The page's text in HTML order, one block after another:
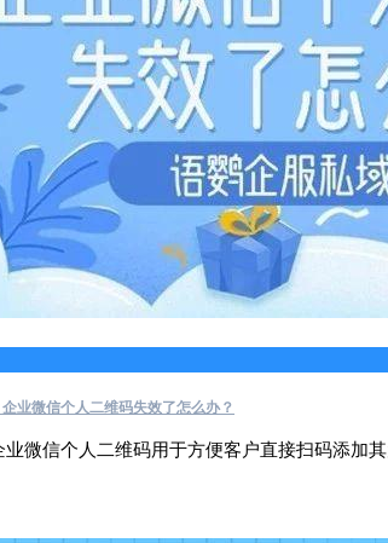
业微信个人二维码失效了怎么办？
微信个人二维码用于方便客户直接扫码添加其